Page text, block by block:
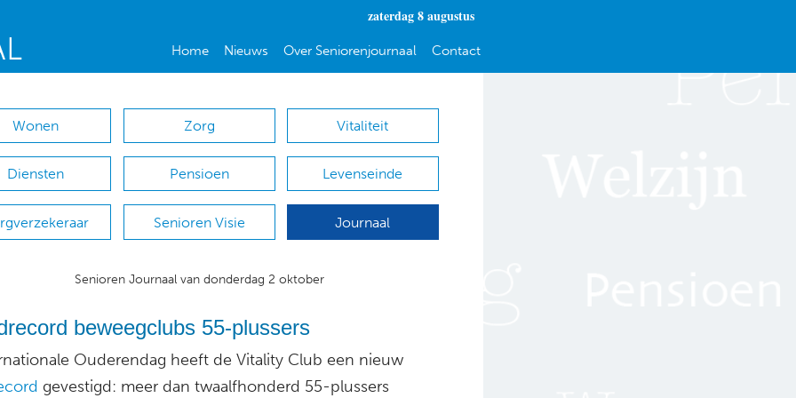
zaterdag 8 augustus
Home Nieuws Over Seniorenjournaal Contact
Wonen Zorg Vitaliteit
Diensten Pensioen Levenseinde
Senioren Visie Journaal
Senioren Journaal van donderdag 2 oktober
beweegclubs 55-plussers
Ouderendag heeft de Vitality Club een nieuw
gevestigd: meer dan twaalfhonderd 55-plussers